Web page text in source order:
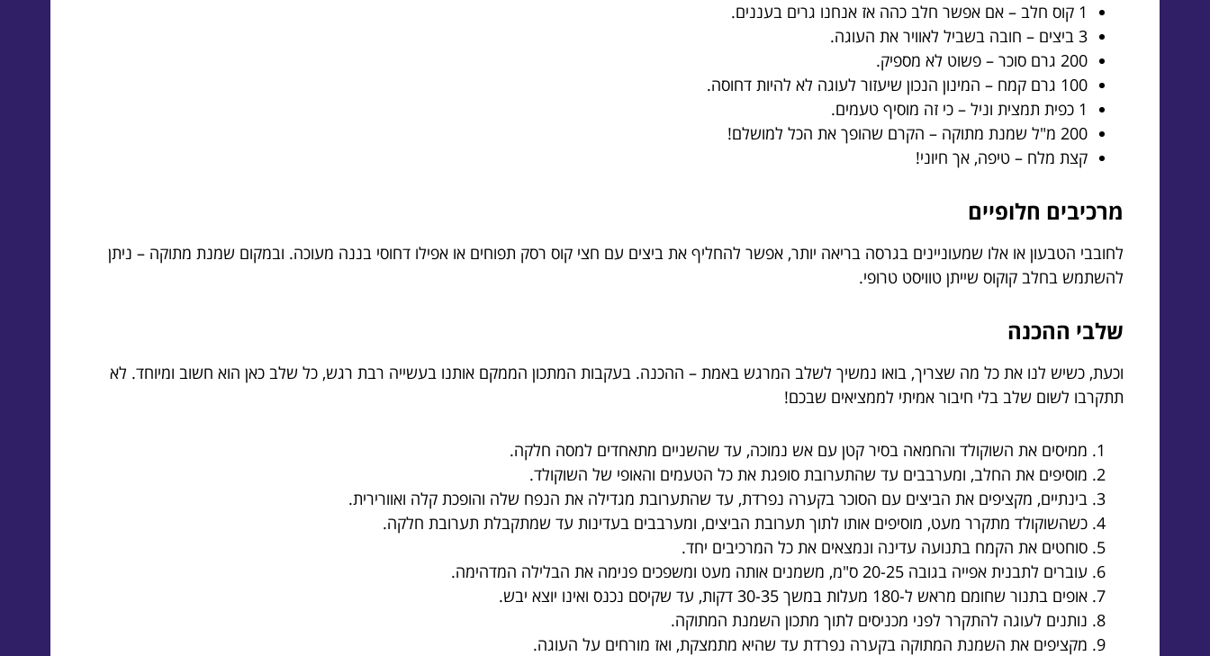
1 קוס חלב – אם אפשר חלב כהה אז אנחנו גרים בעננים.
3 ביצים – חובה בשביל לאוויר את העוגה.
200 גרם סוכר – פשוט לא מספיק.
100 גרם קמח – המינון הנכון שיעזור לעוגה לא להיות דחוסה.
1 כפית תמצית וניל – כי זה מוסיף טעמים.
200 מ"ל שמנת מתוקה – הקרם שהופך את הכל למושלם!
קצת מלח – טיפה, אך חיוני!
מרכיבים חלופיים
לחובבי הטבעון או אלו שמעוניינים בגרסה בריאה יותר, אפשר להחליף את ביצים עם חצי קוס רסק תפוחים או אפילו דחוסי בננה מעוכה. ובמקום שמנת מתוקה – ניתן
להשתמש בחלב קוקוס שייתן טוויסט טרופי.
שלבי ההכנה
וכעת, כשיש לנו את כל מה שצריך, בואו נמשיך לשלב המרגש באמת – ההכנה. בעקבות המתכון הממקם אותנו בעשייה רבת רגש, כל שלב כאן הוא חשוב ומיוחד. לא
תתקרבו לשום שלב בלי חיבור אמיתי לממציאים שבכם!
ממיסים את השוקולד והחמאה בסיר קטן עם אש נמוכה, עד שהשניים מתאחדים למסה חלקה.
מוסיפים את החלב, ומערבבים עד שהתערובת סופגת את כל הטעמים והאופי של השוקולד.
בינתיים, מקציפים את הביצים עם הסוכר בקערה נפרדת, עד שהתערובת מגדילה את הנפח שלה והופכת קלה ואוורירית.
כשהשוקולד מתקרר מעט, מוסיפים אותו לתוך תערובת הביצים, ומערבבים בעדינות עד שמתקבלת תערובת חלקה.
סוחטים את הקמח בתנועה עדינה ונמצאים את כל המרכיבים יחד.
עוברים לתבנית אפייה בגובה 20-25 ס"מ, משמנים אותה מעט ומשפכים פנימה את הבלילה המדהימה.
אופים בתנור שחומם מראש ל-180 מעלות במשך 30-35 דקות, עד שקיסם נכנס ואינו יוצא יבש.
נותנים לעוגה להתקרר לפני מכניסים לתוך מתכון השמנת המתוקה.
מקציפים את השמנת המתוקה בקערה נפרדת עד שהיא מתמצקת, ואז מורחים על העוגה.